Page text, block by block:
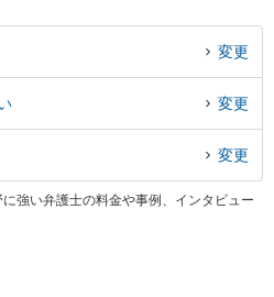
変更
変更
変更
に強い弁護士の料金や事例、インタビュー